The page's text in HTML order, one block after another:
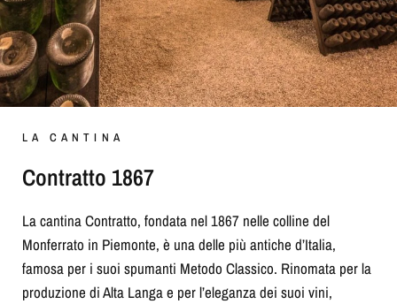
LA CANTINA
Contratto 1867
La cantina Contratto, fondata nel 1867 nelle colline del
Monferrato in Piemonte, è una delle più antiche d’Italia,
famosa per i suoi spumanti Metodo Classico. Rinomata per la
produzione di Alta Langa e per l’eleganza dei suoi vini,